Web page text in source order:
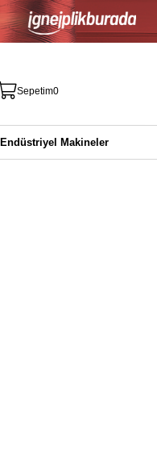
Sepetim0
Endüstriyel Makineler